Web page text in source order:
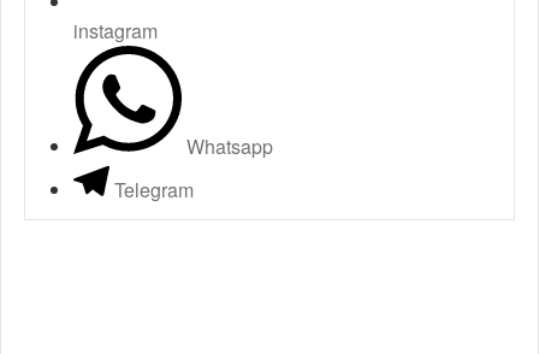
instagram
Whatsapp
Telegram